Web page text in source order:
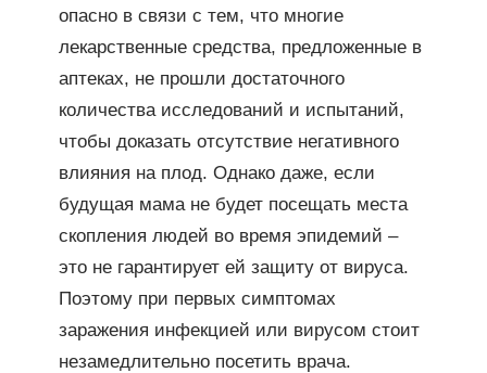
опасно в связи с тем, что многие
лекарственные средства, предложенные в
аптеках, не прошли достаточного
количества исследований и испытаний,
чтобы доказать отсутствие негативного
влияния на плод. Однако даже, если
будущая мама не будет посещать места
скопления людей во время эпидемий –
это не гарантирует ей защиту от вируса.
Поэтому при первых симптомах
заражения инфекцией или вирусом стоит
незамедлительно посетить врача.